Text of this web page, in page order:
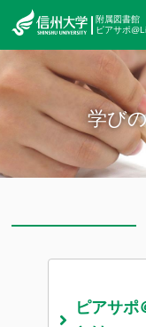
附属図書館
ピアサポ
学び
ピアサポ